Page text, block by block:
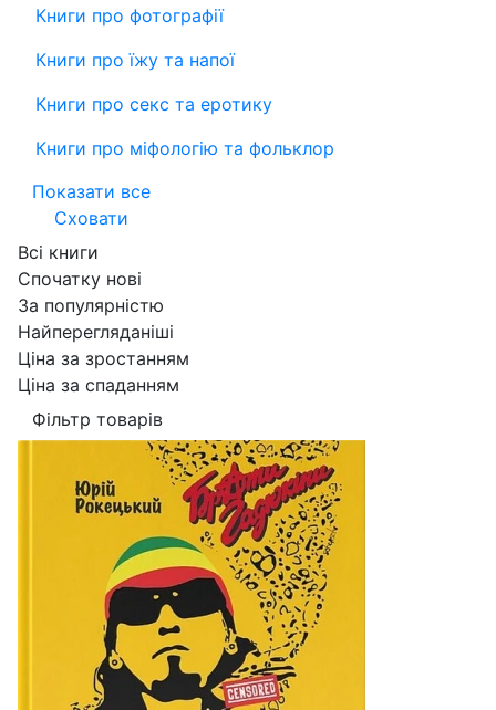
Книги про фотографії
Книги про їжу та напої
Книги про секс та еротику
Книги про міфологію та фольклор
Показати все
Сховати
Всі книги
Спочатку нові
За популярністю
Найперегляданіші
Ціна за зростанням
Ціна за спаданням
Фільтр товарів